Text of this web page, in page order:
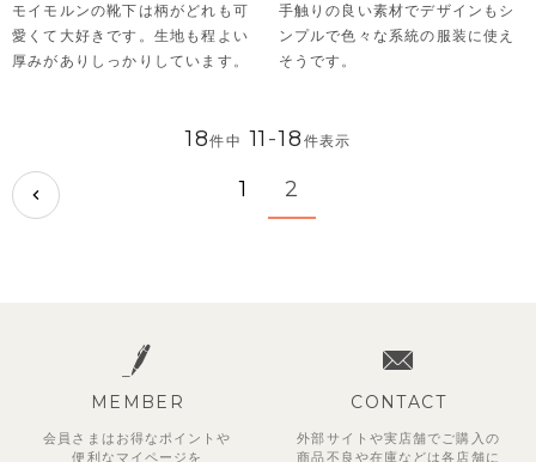
モイモルンの靴下は柄がどれも可
愛くて大好きです。生地も程よい
厚みがありしっかりしています。
手触りの良い素材でデザインもシ
ンプルで色々な系統の服装に使え
そうです。
18件中 11 -18 件表示
1 2
MEMBER
会員さまはお得なポイントや
便利な マイページを
CONTACT
外部サイトや実店舗でご購入の
商品不良や在庫などは各店舗に